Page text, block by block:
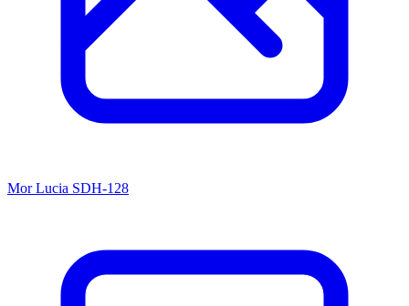
Mor Lucia SDH-128